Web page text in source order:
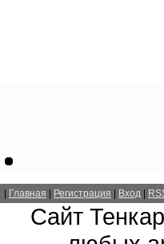
Главная Регистрация Вход
Сайт